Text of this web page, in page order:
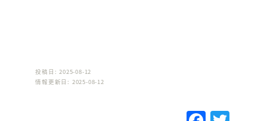
投稿日: 2025-08-12
情報更新日: 2025-08-12